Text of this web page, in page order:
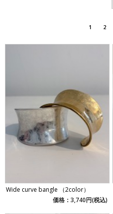
1 2
Wide curve bangle （2color）
価格：3,740円(税込)